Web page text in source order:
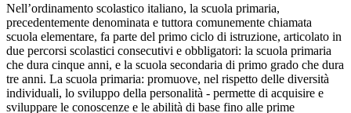
Nell’ordinamento scolastico italiano, la scuola primaria,
precedentemente denominata e tuttora comunemente chiamata
scuola elementare, fa parte del primo ciclo di istruzione, articolato in
due percorsi scolastici consecutivi e obbligatori: la scuola primaria
che dura cinque anni, e la scuola secondaria di primo grado che dura
tre anni. La scuola primaria: promuove, nel rispetto delle diversità
individuali, lo sviluppo della personalità - permette di acquisire e
sviluppare le conoscenze e le abilità di base fino alle prime